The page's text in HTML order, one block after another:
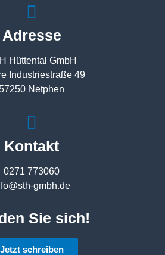
Adresse
Hüttental GmbH
Industriestraße 49
Netphen
Kontakt
0271 773060
gmbh.de
Sie sich!
Jetzt schreiben